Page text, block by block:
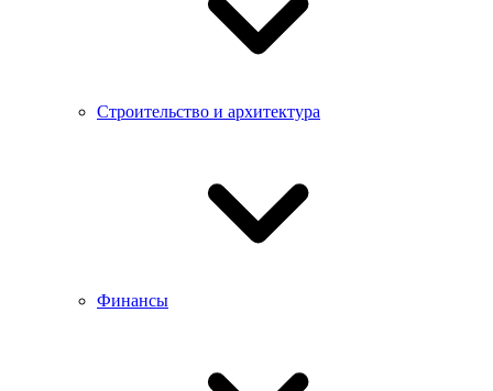
Строительство и архитектура
Финансы